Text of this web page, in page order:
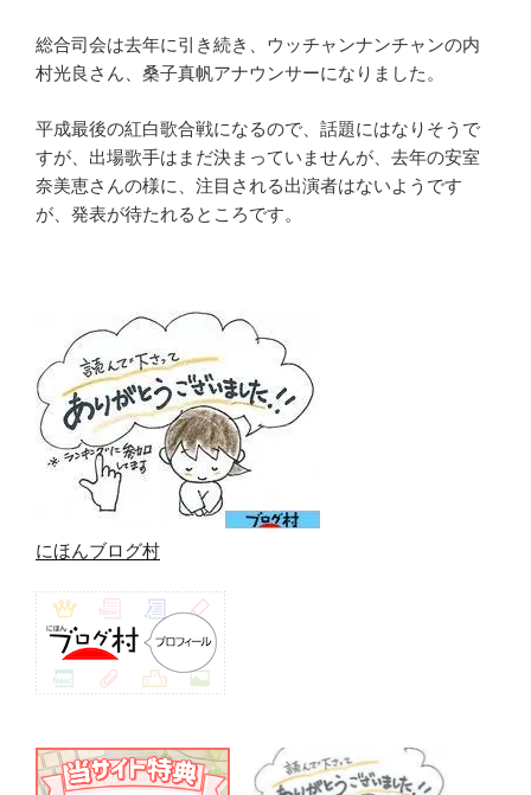
総合司会は去年に引き続き、ウッチャンナンチャンの内
村光良 さん、 桑子真帆アナウンサーになりました。
平成最後の紅白歌合戦になるので、話題にはなりそうで
すが、出場歌手はまだ決まっていませんが、去年の安室
奈美恵さんの様に、注目される出演者はないようです
が、発表が待たれるところです。
にほんブログ村